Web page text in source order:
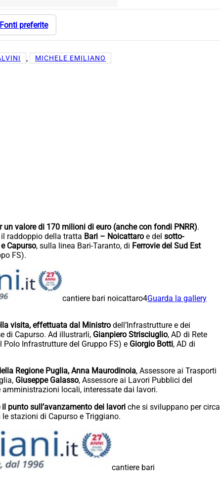
Fonti preferite
, MICHELE EMILIANO
un valore di 170 milioni di euro (anche con fondi PNRR).
raddoppio della tratta Bari – Noicattaro e del sotto-
Capurso, sulla linea Bari-Taranto, di Ferrovie del Sud Est
FS).
cantiere bari noicattaro4Guarda la gallery
visita, effettuata dal Ministro dell’Infrastrutture e dei
di Capurso. Ad illustrarli, Gianpiero Strisciuglio, AD di Rete
Infrastrutture del Gruppo FS) e Giorgio Botti, AD di
Regione Puglia, Anna Maurodinoia, Assessore ai Trasporti
Giuseppe Galasso, Assessore ai Lavori Pubblici del
locali, interessate dai lavori.
punto sull’avanzamento dei lavori che si sviluppano per circa
stazioni di Capurso e Triggiano.
cantiere bari